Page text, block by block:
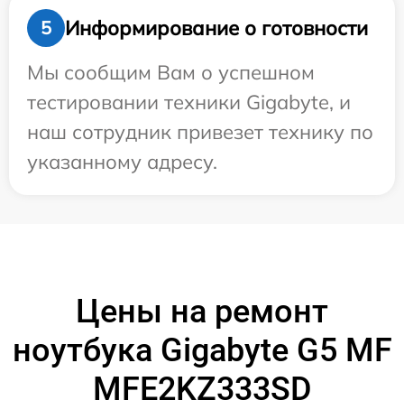
5
Информирование о готовности
Мы сообщим Вам о успешном
тестировании техники Gigabyte, и
наш сотрудник привезет технику по
указанному адресу.
Цены на ремонт
ноутбука Gigabyte G5 MF
MFE2KZ333SD